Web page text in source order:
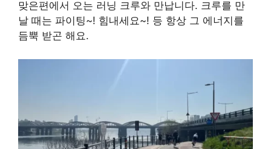
맞은편에서 오는 러닝 크루와 만납니다. 크루를 만
날 때는 파이팅~! 힘내세요~! 등 항상 그 에너지를
듬뿍 받곤 해요.